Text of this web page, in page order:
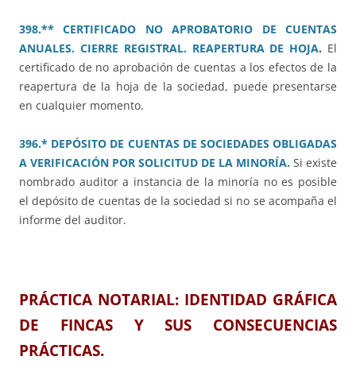
398.** CERTIFICADO NO APROBATORIO DE CUENTAS
ANUALES. CIERRE REGISTRAL. REAPERTURA DE HOJA. El
certificado de no aprobación de cuentas a los efectos de la
reapertura de la hoja de la sociedad, puede presentarse
en cualquier momento.
396.* DEPÓSITO DE CUENTAS DE SOCIEDADES OBLIGADAS
A VERIFICACIÓN POR SOLICITUD DE LA MINORÍA. Si existe
nombrado auditor a instancia de la minoría no es posible
el depósito de cuentas de la sociedad si no se acompaña el
informe del auditor.
PRÁCTICA NOTARIAL: IDENTIDAD GRÁFICA
DE FINCAS Y SUS CONSECUENCIAS
PRÁCTICAS.